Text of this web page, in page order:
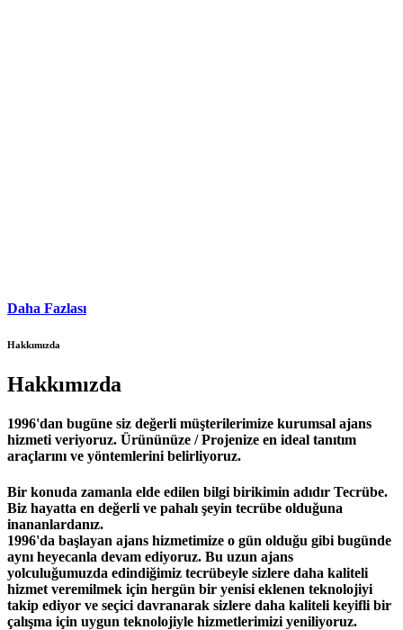
Daha Fazlası
Hakkımızda
Hakkımızda
1996'dan bugüne siz değerli müşterilerimize kurumsal ajans
hizmeti veriyoruz. Ürününüze / Projenize en ideal tanıtım
araçlarını ve yöntemlerini belirliyoruz.
Bir konuda zamanla elde edilen bilgi birikimin adıdır Tecrübe.
Biz hayatta en değerli ve pahalı şeyin tecrübe olduğuna
inananlardanız.
1996'da başlayan ajans hizmetimize o gün olduğu gibi bugünde
aynı heyecanla devam ediyoruz. Bu uzun ajans
yolculuğumuzda edindiğimiz tecrübeyle sizlere daha kaliteli
hizmet veremilmek için hergün bir yenisi eklenen teknolojiyi
takip ediyor ve seçici davranarak sizlere daha kaliteli keyifli bir
çalışma için uygun teknolojiyle hizmetlerimizi yeniliyoruz.